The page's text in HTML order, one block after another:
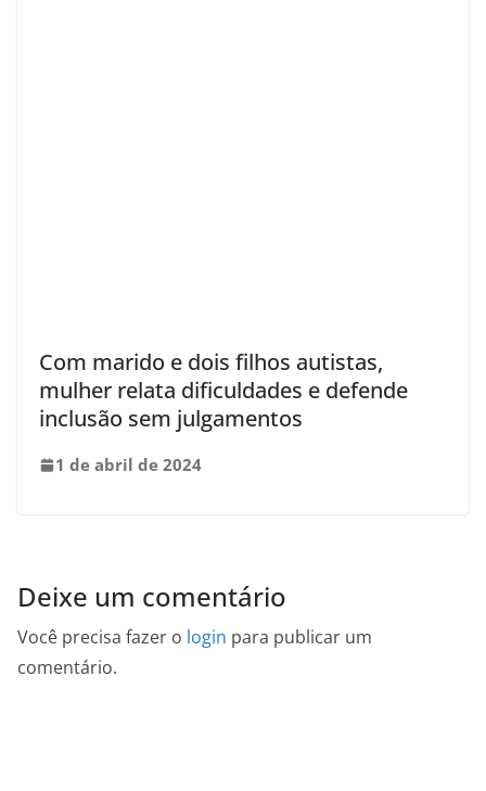
Com marido e dois filhos autistas,
mulher relata dificuldades e defende
inclusão sem julgamentos
1 de abril de 2024
Deixe um comentário
Você precisa fazer o login para publicar um
comentário.